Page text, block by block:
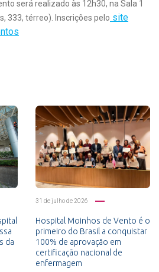
será realizado às 12h30, na Sala 1
333, térreo). Inscrições pelo site
da
31 de julho de 2026
Hospital Moinhos de Vento é o
primeiro do Brasil a conquistar
100% de aprovação em
certificação nacional de
enfermagem